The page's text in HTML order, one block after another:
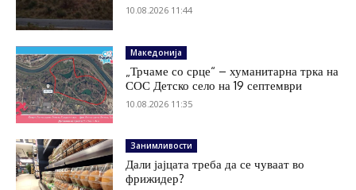
10.08.2026 11:44
Македонија
„Трчаме со срце“ – хуманитарна трка на
СОС Детско село на 19 септември
10.08.2026 11:35
Занимливости
Дали јајцата треба да се чуваат во
фрижидер?